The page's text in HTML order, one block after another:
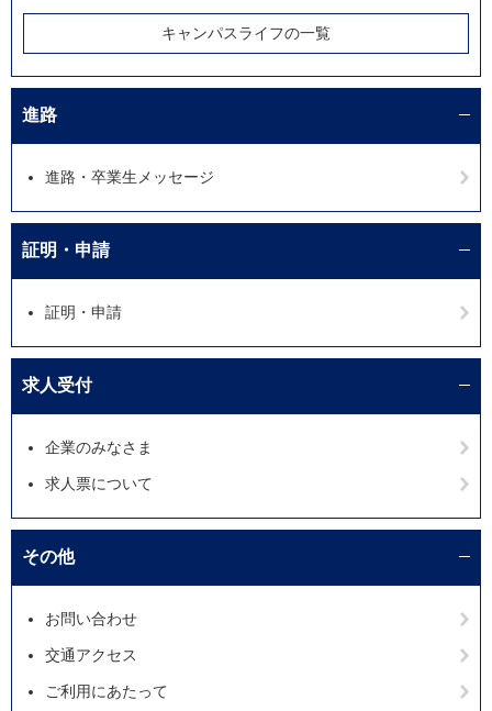
キャンパスライフの一覧
進路
進路・卒業生メッセージ
証明・申請
証明・申請
求人受付
企業のみなさま
求人票について
その他
お問い合わせ
交通アクセス
ご利用にあたって